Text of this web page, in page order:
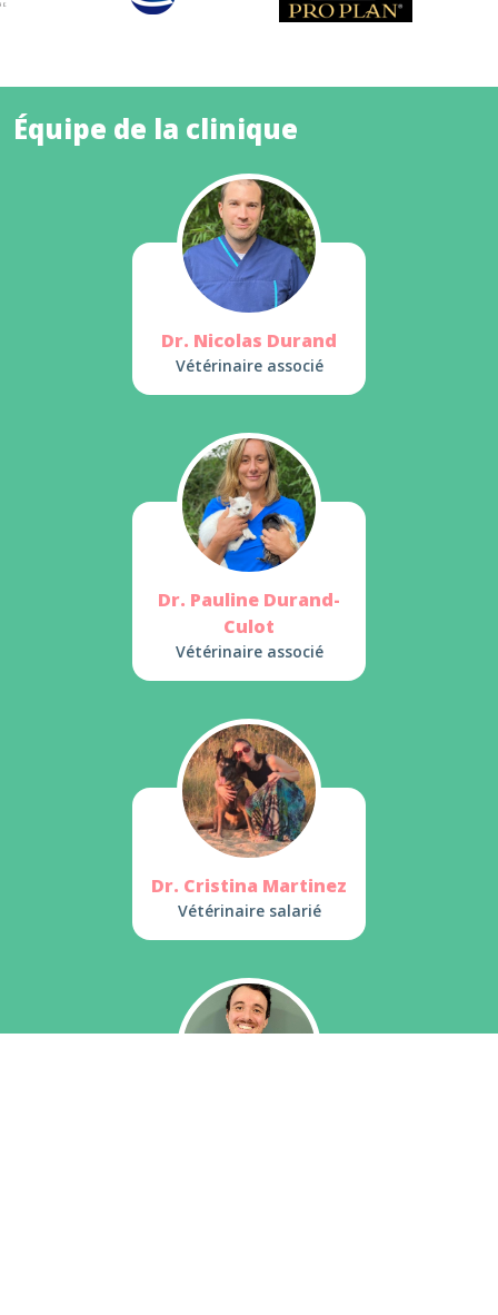
Équipe de la clinique
Dr. Nicolas Durand
Vétérinaire associé
Dr. Pauline Durand-
Culot
Vétérinaire associé
Dr. Cristina Martinez
Vétérinaire salarié